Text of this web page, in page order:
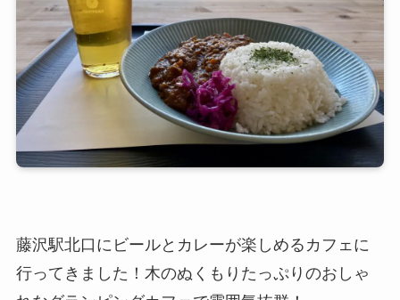
藤沢駅北口にビールとカレーが楽しめるカフェに
行ってきました！木のぬくもりたっぷりのおしゃ